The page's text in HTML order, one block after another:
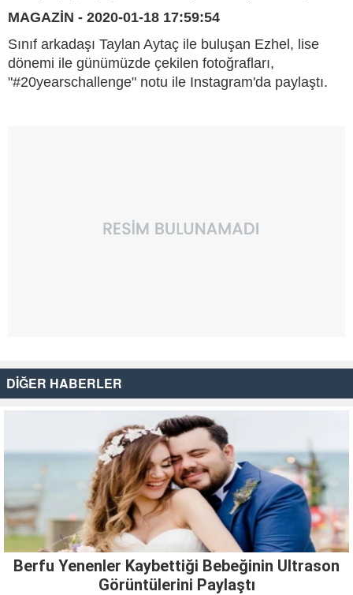
MAGAZİN - 2020-01-18 17:59:54
Sınıf arkadaşı Taylan Aytaç ile buluşan Ezhel, lise
dönemi ile günümüzde çekilen fotoğrafları,
"#20yearschallenge" notu ile Instagram'da paylaştı.
DİĞER HABERLER
Berfu Yenenler Kaybettiği Bebeğinin Ultrason
Görüntülerini Paylaştı